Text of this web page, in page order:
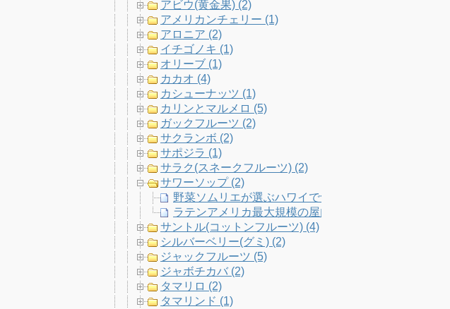
アビウ(黄金果) (2)
アメリカンチェリー (1)
アロニア (2)
イチゴノキ (1)
オリーブ (1)
カカオ (4)
カシューナッツ (1)
カリンとマルメロ (5)
ガックフルーツ (2)
サクランボ (2)
サポジラ (1)
サラク(スネークフルーツ) (2)
サワーソップ (2)
野菜ソムリエが選ぶハワイで食べたいフルーツ18選。
ラテンアメリカ最大規模の屋内マーケット！メキシ
サントル(コットンフルーツ) (4)
シルバーベリー(グミ) (2)
ジャックフルーツ (5)
ジャボチカバ (2)
タマリロ (2)
タマリンド (1)